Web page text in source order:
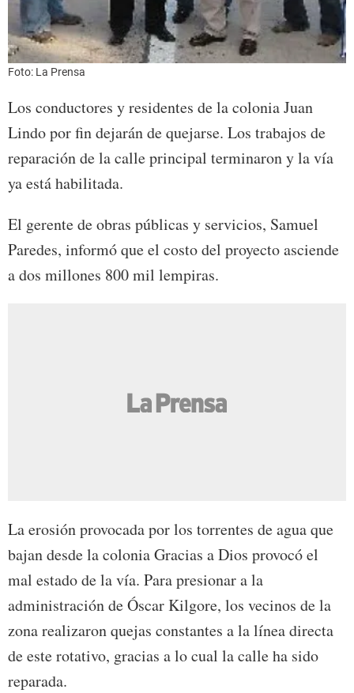
Foto: La Prensa
Los conductores y residentes de la colonia Juan
Lindo por fin dejarán de quejarse. Los trabajos de
reparación de la calle principal terminaron y la vía
ya está habilitada.
El gerente de obras públicas y servicios, Samuel
Paredes, informó que el costo del proyecto asciende
a dos millones 800 mil lempiras.
La erosión provocada por los torrentes de agua que
bajan desde la colonia Gracias a Dios provocó el
mal estado de la vía. Para presionar a la
administración de Óscar Kilgore, los vecinos de la
zona realizaron quejas constantes a la línea directa
de este rotativo, gracias a lo cual la calle ha sido
reparada.